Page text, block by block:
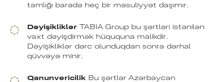
tamlığı barədə heç bir məsuliyyət daşımır.
Dəyişikliklər TABIA Group bu şərtləri istənilən
vaxt dəyişdirmək hüququna malikdir.
Dəyişikliklər dərc olunduqdan sonra dərhal
qüvvəyə minir.
Qanunvericilik Bu şərtlər Azərbaycan